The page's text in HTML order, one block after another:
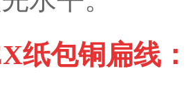
纸包铜扁线